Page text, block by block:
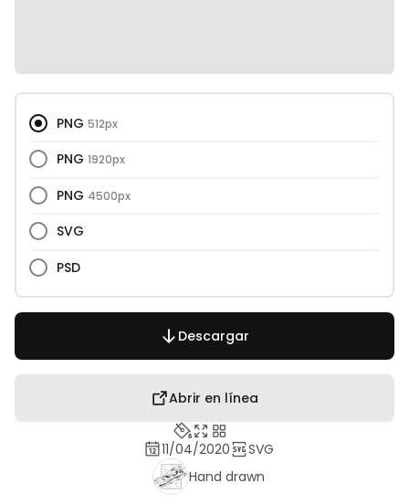
PNG 512px
PNG 1920px
PNG 4500px
SVG
PSD
Descargar
Abrir en línea
11/04/2020
SVG
Hand drawn